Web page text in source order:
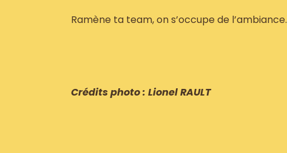
Ramène ta team, on s’occupe de l’ambiance.
Crédits photo : Lionel RAULT